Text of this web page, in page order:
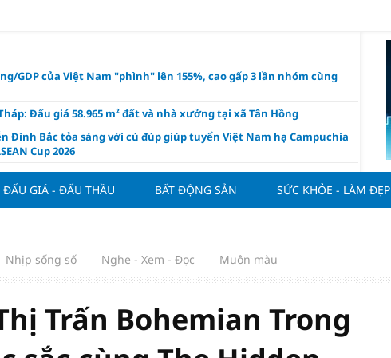
GDP của Việt Nam "phình" lên 155%, cao gấp 3 lần nhóm cùng
Đấu giá 58.965 m² đất và nhà xưởng tại xã Tân Hồng
Đình Bắc tỏa sáng với cú đúp giúp tuyển Việt Nam hạ Campuchia
Cup 2026
hôm nay 8/8: Vàng thế giới "nhảy vọt"
phiếu IPO có được phân bổ dòng vốn mới từ nâng hạng thị trường?
nay, xem tử vi 12 con giáp hôm nay ngày 8/8/2026: Tuổi Mão kinh
thuận lợi
nửa đầu năm 2026: Áp lực đằng sau niềm vui lãi lớn
và hạ tầng đang mở ra chu kỳ tăng trưởng mới của bất động
ĐẤU GIÁ - ĐẤU THẦU BẤT ĐỘNG SẢN SỨC KHỎE - LÀM ĐẸP
Nhịp sống số Nghe - Xem - Đọc Muôn màu
Trấn Bohemian Trong